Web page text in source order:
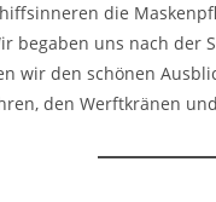
die
begaben uns nach
wir den schönen
den Werftkränen